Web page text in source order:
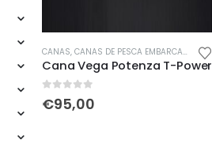
CANAS, CANAS DE PESCA EMBARCADA
Cana Vega Potenza T-Power
out of 5
€95,00